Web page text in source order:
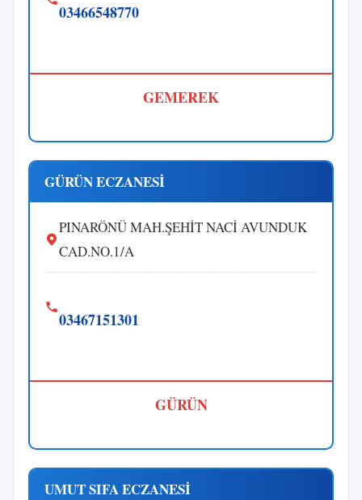
03466548770
GEMEREK
GÜRÜN ECZANESİ
PINARÖNÜ MAH.ŞEHİT NACİ AVUNDUK
CAD.NO.1/A
03467151301
GÜRÜN
UMUT SIFA ECZANESİ